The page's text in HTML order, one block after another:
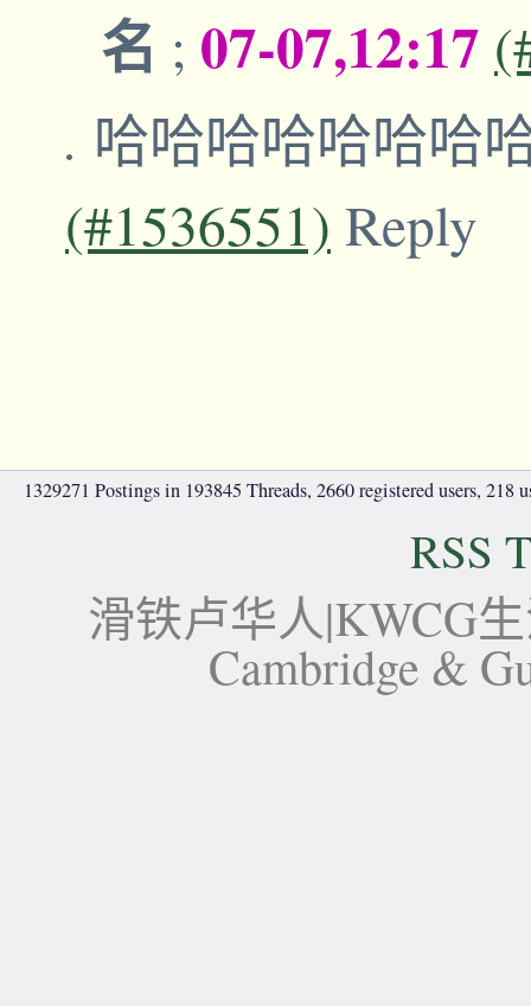
名 ; 07-07,12:17
哈哈哈哈哈哈哈
(#1536551) Reply
1329271 Postings in 193845 Threads, 2660 registered users, 218
RSS
滑铁卢华人|KWCG
Cambridge &